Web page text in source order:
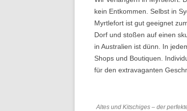
kein Entkommen. Selbst in
Myrtlefort ist gut geeignet
Dorf und stoßen auf einen
in Australien ist dünn. In
Shops und Boutiquen.
für den extravaganten
Altes und Kitschiges – der